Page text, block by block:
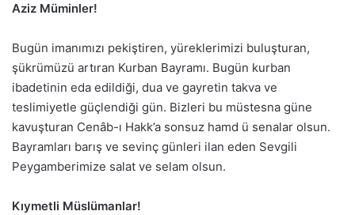
Aziz Müminler!
Bugün imanımızı pekiştiren, yüreklerimizi buluşturan,
şükrümüzü artıran Kurban Bayramı. Bugün kurban
ibadetinin eda edildiği, dua ve gayretin takva ve
teslimiyetle güçlendiği gün. Bizleri bu müstesna güne
kavuşturan Cenâb-ı Hakk’a sonsuz hamd ü senalar olsun.
Bayramları barış ve sevinç günleri ilan eden Sevgili
Peygamberimize salat ve selam olsun.
Kıymetli Müslümanlar!